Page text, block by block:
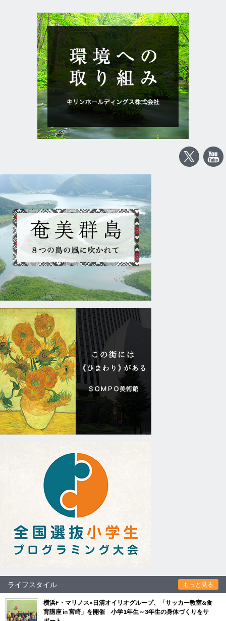
ライフスタイル もっと見る
横浜F・マリノス×日清オイリオグループ、「サッカー教室&食
育講座 in 宮崎」を開催 小学1年生～3年生の身体づくりをサ